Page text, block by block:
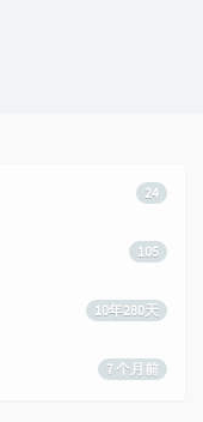
24
105
10年280天
7 个月前